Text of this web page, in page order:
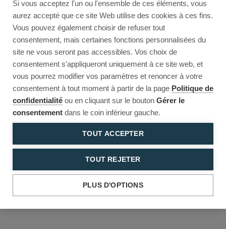
Si vous acceptez l'un ou l'ensemble de ces éléments, vous
aurez accepté que ce site Web utilise des cookies à ces fins.
Vous pouvez également choisir de refuser tout
consentement, mais certaines fonctions personnalisées du
site ne vous seront pas accessibles. Vos choix de
consentement s'appliqueront uniquement à ce site web, et
vous pourrez modifier vos paramètres et renoncer à votre
consentement à tout moment à partir de la page Politique de
confidentialité ou en cliquant sur le bouton Gérer le
consentement dans le coin inférieur gauche.
TOUT ACCEPTER
TOUT REJETER
PLUS D'OPTIONS
Reload to try again, or go back.
Reload Back